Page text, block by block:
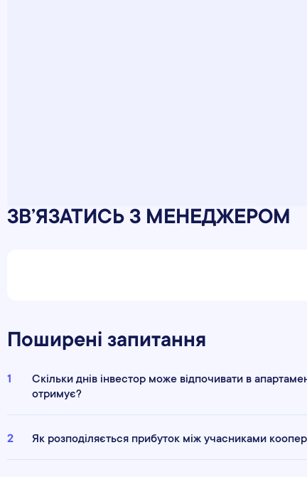
ЗВʼЯЗАТИСЬ З МЕНЕДЖЕРОМ
Поширені запитання
1
Скільки днів інвестор може відпочивати в
отримує?
2 Як розподіляється прибуток між учасниками